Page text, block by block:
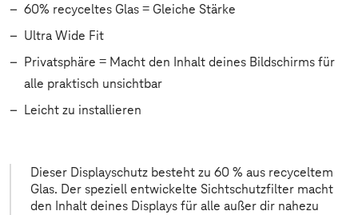
60% recyceltes Glas = Gleiche Stärke
Ultra Wide Fit
Privatsphäre = Macht den Inhalt deines Bildschirms für
alle praktisch unsichtbar
Leicht zu installieren
Dieser Displayschutz besteht zu 60 % aus recyceltem
Glas. Der speziell entwickelte Sichtschutzfilter macht
den Inhalt deines Displays für alle außer dir nahezu